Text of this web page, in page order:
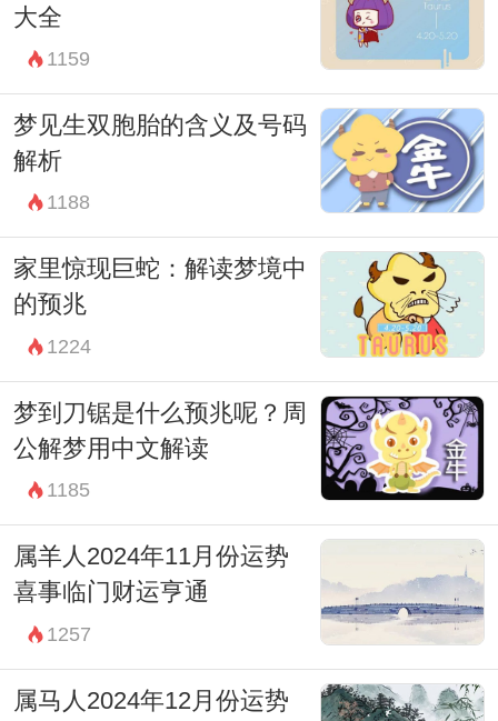
大全
1159
梦见生双胞胎的含义及号码
解析
1188
家里惊现巨蛇：解读梦境中
的预兆
1224
梦到刀锯是什么预兆呢？周
公解梦用中文解读
1185
属羊人2024年11月份运势
喜事临门财运亨通
1257
属马人2024年12月份运势